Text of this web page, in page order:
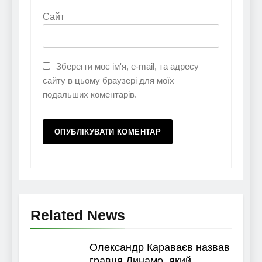
Сайт
Зберегти моє ім'я, e-mail, та адресу
сайту в цьому браузері для моїх
подальших коментарів.
Related News
Олександр Караваєв назвав